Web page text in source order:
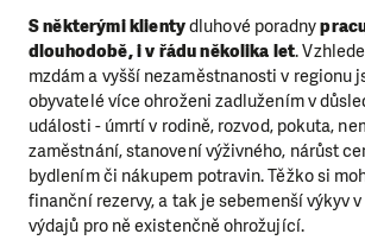
S některými klientydluhové poradny
dlouhodobě, i v řádu několika let.
mzdám a vyšší nezaměstnanosti v regionu
obyvatelé více ohroženi zadlužením v
události - úmrtí v rodině, rozvod, pokuta,
zaměstnání, stanovení výživného, nárůst
bydlením či nákupem potravin. Těžko si
finanční rezervy, a tak je sebemenší výkyv
výdajů pro ně existenčně ohrožující.